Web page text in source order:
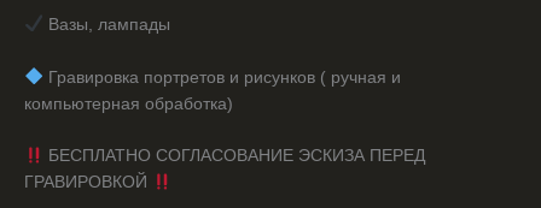
Вазы, лампады
️ Гравировка портретов и рисунков ( ручная и
компьютерная обработка)
БЕСПЛАТНО СОГЛАСОВАНИЕ ЭСКИЗА ПЕРЕД
ГРАВИРОВКОЙ